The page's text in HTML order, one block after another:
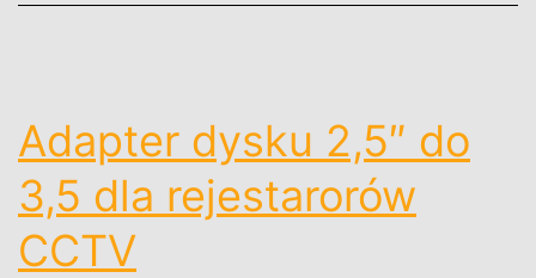
Adapter dysku 2,5″ do
3,5 dla rejestarorów
CCTV